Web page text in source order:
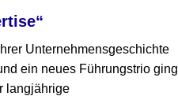
Unternehmensgeschichte
ein neues Führungstrio ging
langjährige